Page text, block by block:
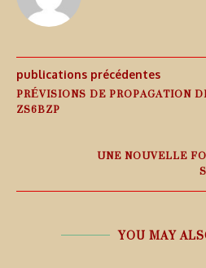
publications précédentes
PRÉVISIONS DE PROPAGATION
ZS6BZP
UNE NOUVELLE
YOU MAY